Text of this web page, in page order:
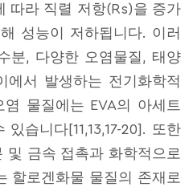
따라 직렬 저항(Rs)을 증가
성능이 저하됩니다. 이러
분, 다양한 오염물질, 태양
에서 발생하는 전기화학적
물질에는 EVA의 아세트
습니다[11,13,17-20]. 또한
및 금속 접촉과 화학적으로
할로겐화물 물질의 존재로